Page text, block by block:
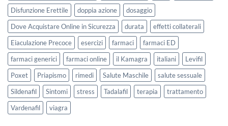
Disfunzione Erettile
doppia azione
dosaggio
Dove Acquistare Online in Sicurezza
durata
effetti collaterali
Eiaculazione Precoce
esercizi farmaci
farmaci ED
farmaci generici
farmaci online il Kamagra italiani
Levifil
Poxet
Priapismo rimedi Salute Maschile
salute sessuale
Sildenafil
Sintomi stress Tadalafil terapia
trattamento
Vardenafil
viagra